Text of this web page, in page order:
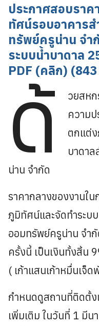
ประกาศสอบราค
ทัศน์รอบอาคาร
ทรัพย์ครูน่าน จำ
ระบบน้ำบาดาล
PDF (คลิก)
ด้
วยสห
ความป
ตกแต่
บาดา
น่าน จำกัด
ราคากลางของงานใ
ภูมิทัศน์และจัดทำระบ
ออมทรัพย์ครูน่าน จำ
ครั้งนี้ เป็นเงินทั้งสิ้น
( เก้าแสนเก้าหมื่นเจ็
กำหนดดูสถานที่ติดตั้ง
เพิ่มเติม ในวันที่ 1 มีน